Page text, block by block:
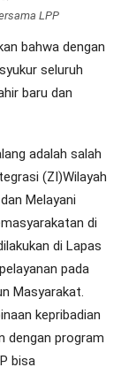
LPP
bahwa dengan
seluruh
baru dan
adalah salah
(ZI)Wilayah
Melayani
di
di Lapas
pada
Masyarakat.
kepribadian
dengan program
bisa